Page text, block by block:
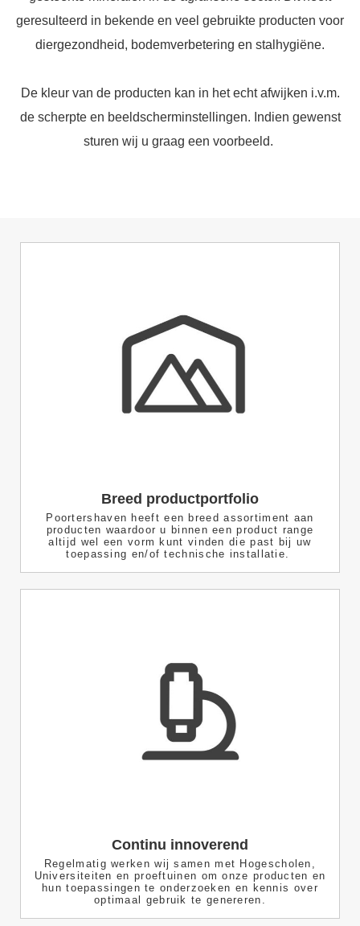
geresulteerd in bekende en veel gebruikte producten voor
diergezondheid, bodemverbetering en stalhygiëne.
De kleur van de producten kan in het echt afwijken i.v.m.
de scherpte en beeldscherminstellingen. Indien gewenst
sturen wij u graag een voorbeeld.
Breed productportfolio
Poortershaven heeft een breed assortiment aan
producten waardoor u binnen een product range
altijd wel een vorm kunt vinden die past bij uw
toepassing en/of technische installatie.
Continu innoverend
Regelmatig werken wij samen met Hogescholen,
Universiteiten en proeftuinen om onze producten en
hun toepassingen te onderzoeken en kennis over
optimaal gebruik te genereren.